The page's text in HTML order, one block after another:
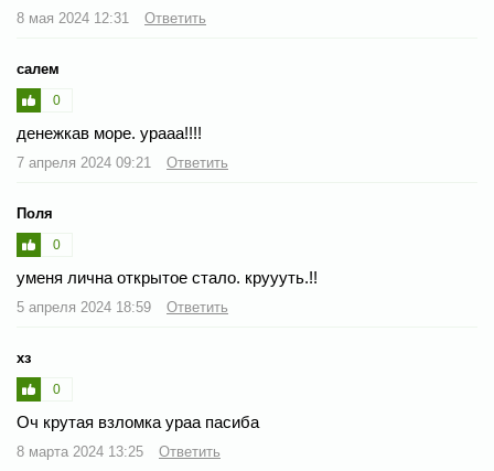
8 мая 2024 12:31 Ответить
салем
0
денежкав море. урааа!!!!
7 апреля 2024 09:21 Ответить
Поля
0
уменя лична открытое стало. круууть.!!
5 апреля 2024 18:59 Ответить
хз
0
Оч крутая взломка ураа пасиба
8 марта 2024 13:25 Ответить